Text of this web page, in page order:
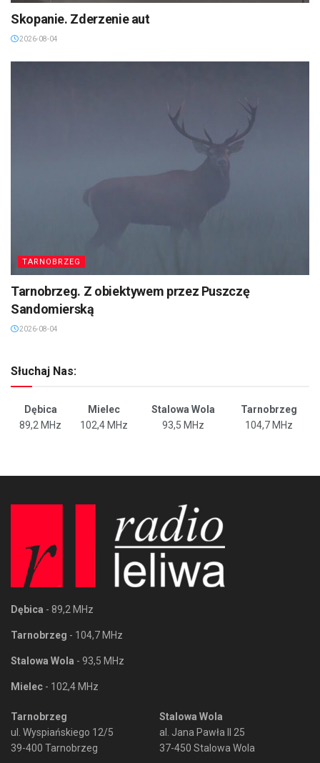
Skopanie. Zderzenie aut
2026-08-04
TARNOBRZEG
Tarnobrzeg. Z obiektywem przez Puszczę
Sandomierską
2026-08-04
Słuchaj Nas:
Dębica Mielec Stalowa Wola
Tarnobrzeg
89,2 MHz
102,4 MHz 93,5 MHz 104,7 MHz
Dębica - 89,2 MHz
Tarnobrzeg - 104,7 MHz
Stalowa Wola - 93,5 MHz
Mielec - 102,4 MHz
Tarnobrzeg
ul. Wyspiańskiego 12/5
39-400 Tarnobrzeg
Stalowa Wola
al. Jana Pawła II 25
37-450 Stalowa Wola